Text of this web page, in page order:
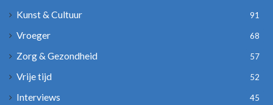
Kunst & Cultuur 91
Vroeger 68
Zorg & Gezondheid 57
Vrije tijd 52
Interviews 45